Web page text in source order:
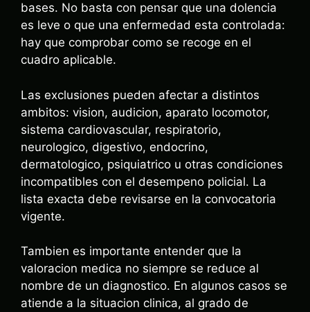
bases. No basta con pensar que una dolencia
es leve o que una enfermedad esta controlada:
hay que comprobar como se recoge en el
cuadro aplicable.
Las exclusiones pueden afectar a distintos
ambitos: vision, audicion, aparato locomotor,
sistema cardiovascular, respiratorio,
neurologico, digestivo, endocrino,
dermatologico, psiquiatrico u otras condiciones
incompatibles con el desempeno policial. La
lista exacta debe revisarse en la convocatoria
vigente.
Tambien es importante entender que la
valoracion medica no siempre se reduce al
nombre de un diagnostico. En algunos casos se
atiende a la situacion clinica, al grado de